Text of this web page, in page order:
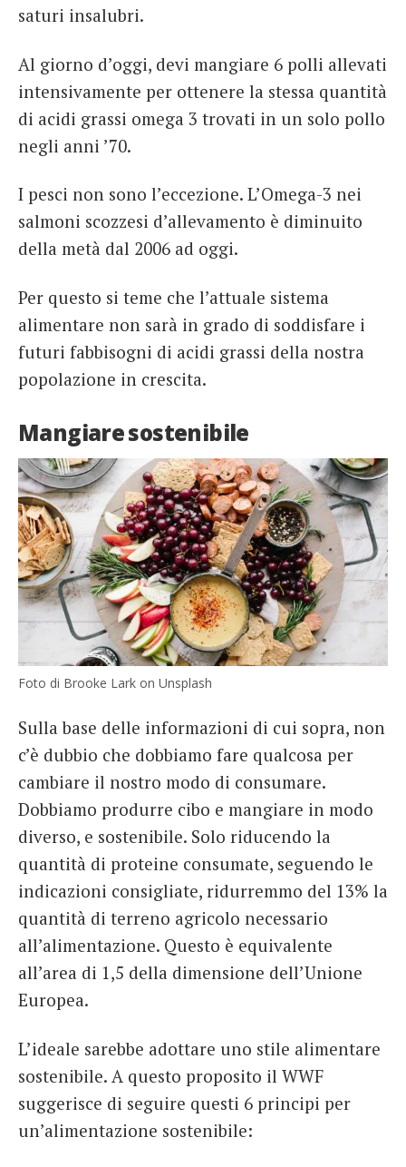
saturi insalubri.
Al giorno d’oggi, devi mangiare 6 polli allevati
intensivamente per ottenere la stessa quantità
di acidi grassi omega 3 trovati in un solo pollo
negli anni ’70.
I pesci non sono l’eccezione. L’Omega-3 nei
salmoni scozzesi d’allevamento è diminuito
della metà dal 2006 ad oggi.
Per questo si teme che l’attuale sistema
alimentare non sarà in grado di soddisfare i
futuri fabbisogni di acidi grassi della nostra
popolazione in crescita.
Mangiare sostenibile
Foto di Brooke Lark on Unsplash
Sulla base delle informazioni di cui sopra, non
c’è dubbio che dobbiamo fare qualcosa per
cambiare il nostro modo di consumare.
Dobbiamo produrre cibo e mangiare in modo
diverso, e sostenibile. Solo riducendo la
quantità di proteine consumate, seguendo le
indicazioni consigliate, ridurremmo del 13% la
quantità di terreno agricolo necessario
all’alimentazione. Questo è equivalente
all’area di 1,5 della dimensione dell’Unione
Europea.
L’ideale sarebbe adottare uno stile alimentare
sostenibile. A questo proposito il WWF
suggerisce di seguire questi 6 principi per
un’alimentazione sostenibile: